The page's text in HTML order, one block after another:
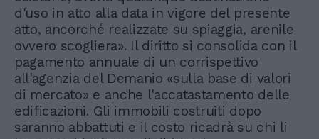
d'uso in atto alla data in vigore del presente
atto, ancorché realizzate su spiaggia, arenile
ovvero scogliera». Il diritto si consolida con il
pagamento annuale di un corrispettivo
all'agenzia del Demanio «sulla base di valori
di mercato» e anche l'accatastamento delle
edificazioni. Gli immobili costruiti dopo
saranno abbattuti e il costo ricadrà su chi li